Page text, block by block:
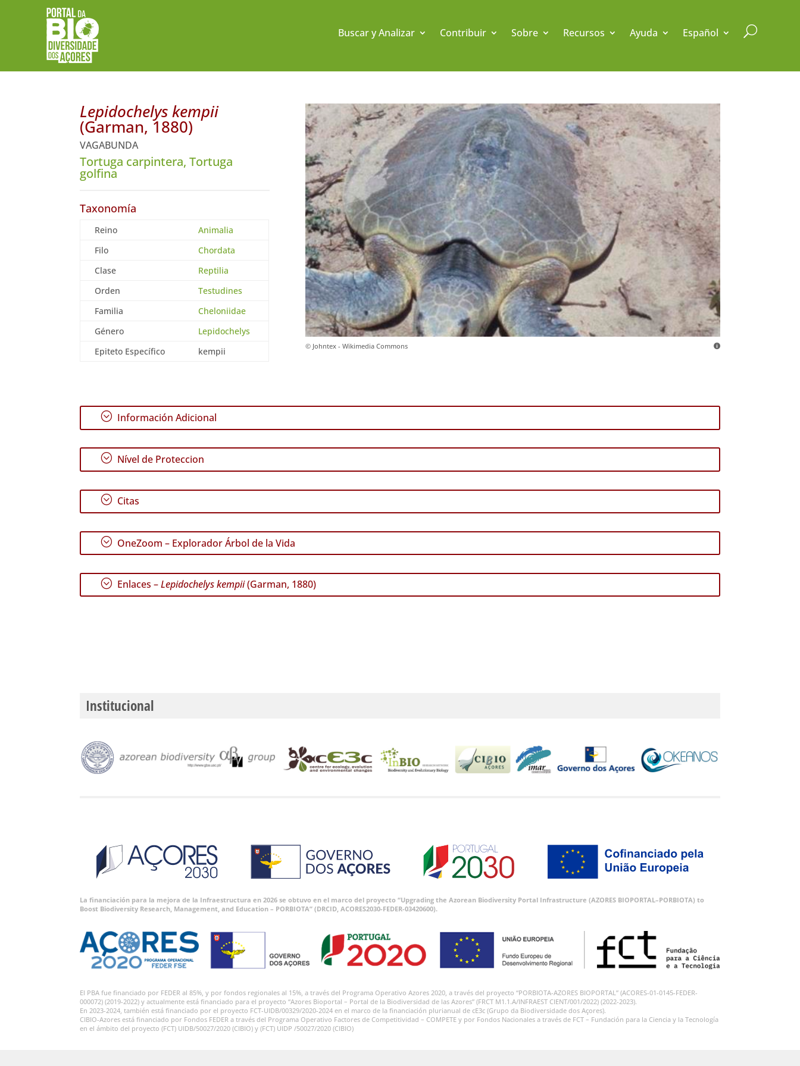
Buscar y Analizar Contribuir Sobre Recursos Ayuda Español U
Lepidochelys kempii
(Garman, 1880)
VAGABUNDA
Tortuga carpintera, Tortuga
golfina
Taxonomía
Reino
Animalia
Filo
Chordata
Clase
Reptilia
Orden
Testudines
Familia
Cheloniidae
Género
Lepidochelys
Epiteto Específico
kempii © Johntex - Wikimedia Commons
; Información Adicional
; Nível de Proteccion
; Citas
; OneZoom – Explorador Árbol de la Vida
; Enlaces –Lepidochelys kempii(Garman, 1880)
Institucional
La financiación para la mejora de la Infraestructura en 2026 se obtuvo en el marco del proyecto “Upgrading the Azorean Biodiversity Portal Infrastructure (AZORES BIOPORTAL–PORBIOTA) to
Boost Biodiversity Research, Management, and Education – PORBIOTA” (DRCID, ACORES2030-FEDER-03420600).
El PBA fue financiado por FEDER al 85%, y por fondos regionales al 15%, a través del Programa Operativo Azores 2020, a través del proyecto “PORBIOTA-AZORES BIOPORTAL” (ACORES-01-0145-FEDER-
000072) (2019-2022) y actualmente está financiado para el proyecto “Azores Bioportal – Portal de la Biodiversidad de las Azores” (FRCT M1.1.A/INFRAEST CIENT/001/2022) (2022-2023).
En 2023-2024, también está financiado por el proyecto FCT-UIDB/00329/2020-2024 en el marco de la financiación plurianual de cE3c (Grupo da Biodiversidade dos Açores).
CIBIO-Azores está financiado por Fondos FEDER a través del Programa Operativo Factores de Competitividad – COMPETE y por Fondos Nacionales a través de FCT – Fundación para la Ciencia y la Tecnología
en el ámbito del proyecto (FCT) UIDB/50027/2020 (CIBIO) y (FCT) UIDP /50027/2020 (CIBIO)